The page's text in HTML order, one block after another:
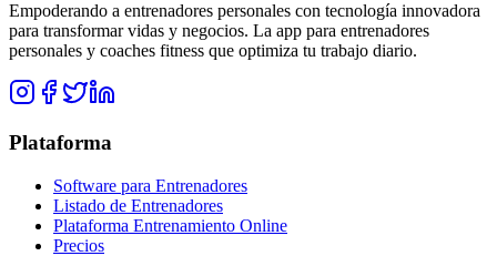
Empoderando a entrenadores personales con tecnología innovadora
para transformar vidas y negocios. La app para entrenadores
personales y coaches fitness que optimiza tu trabajo diario.
Plataforma
Software para Entrenadores
Listado de Entrenadores
Plataforma Entrenamiento Online
Precios